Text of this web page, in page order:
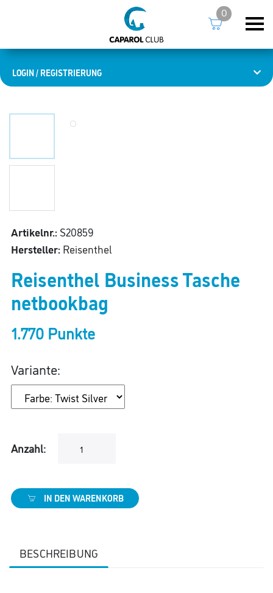
LOGIN / REGISTRIERUNG
0
Artikelnr.: S20859
Hersteller: Reisenthel
Reisenthel Business Tasche
netbookbag
1.770 Punkte
Variante:
Anzahl:
IN DEN WARENKORB
BESCHREIBUNG